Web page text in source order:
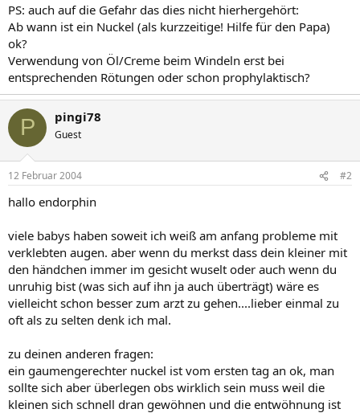
PS: auch auf die Gefahr das dies nicht hierhergehört:
Ab wann ist ein Nuckel (als kurzzeitige! Hilfe für den Papa)
ok?
Verwendung von Öl/Creme beim Windeln erst bei
entsprechenden Rötungen oder schon prophylaktisch?
P pingi78
Guest
12 Februar 2004 #2
hallo endorphin
viele babys haben soweit ich weiß am anfang probleme mit
verklebten augen. aber wenn du merkst dass dein kleiner mit
den händchen immer im gesicht wuselt oder auch wenn du
unruhig bist (was sich auf ihn ja auch überträgt) wäre es
vielleicht schon besser zum arzt zu gehen....lieber einmal zu
oft als zu selten denk ich mal.
zu deinen anderen fragen:
ein gaumengerechter nuckel ist vom ersten tag an ok, man
sollte sich aber überlegen obs wirklich sein muss weil die
kleinen sich schnell dran gewöhnen und die entwöhnung ist